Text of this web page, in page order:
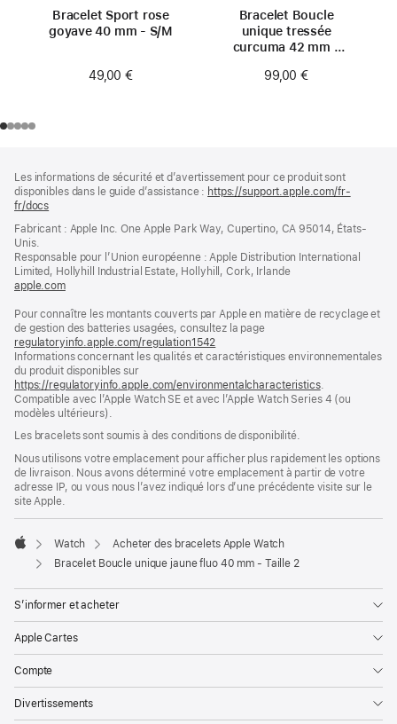
Bracelet Sport rose
goyave 40 mm - S/M
49,00 €
Bracelet Boucle
unique tressée
curcuma 42 mm -
99,00 €
de
page
de
bas
page
Les informations de sécurité et d’avertissement pour ce produit sont
disponibles dans le guide d’assistance : https://support.apple.com/fr-
fr/docs
une
fenêtre)
Fabricant : Apple Inc. One Apple Park Way, Cupertino, CA 95014, États-
Unis.
Responsable pour l’Union européenne : Apple Distribution International
Limited, Hollyhill Industrial Estate, Hollyhill, Cork, Irlande
apple.com(s’ouvre
une
nouvelle
fenêtre)
Pour connaître les montants couverts par Apple en matière de recyclage et
de gestion des batteries usagées, consultez la page
regulatoryinfo.apple.com/regulation1542
dans
nouvelle
fenêtre)
Informations concernant les qualités et caractéristiques environnementales
du produit disponibles sur
https://regulatoryinfo.apple.com/environmentalcharacteristics.
Compatible avec l’Apple Watch SE et avec l’Apple Watch Series 4 (ou
modèles ultérieurs).
Les bracelets sont soumis à des conditions de disponibilité.
Nous utilisons votre emplacement pour afficher plus rapidement les options
de livraison. Nous avons déterminé votre emplacement à partir de votre
adresse IP, ou vous nous l’avez indiqué lors d’une précédente visite sur le
site Apple.
Apple
Watch
Acheter des bracelets Apple Watch
Bracelet Boucle unique jaune fluo 40 mm - Taille 2
S’informer et acheter
Apple Cartes
Compte
Divertissements